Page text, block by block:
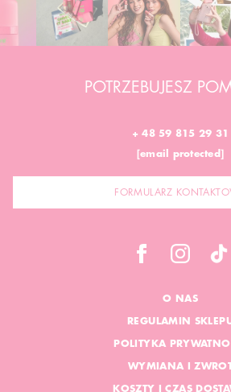
POTRZEBUJESZ
+ 48 59 815 29 31
[email protected]
FORMULARZ
O NAS
REGULAMIN
POLITYKA
WYMIANA I
KOSZTY I CZAS